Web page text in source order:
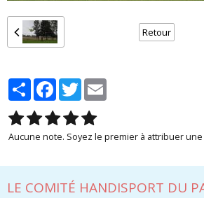
Retour
PartagerFacebook
Twitter
Aucune note. Soyez le premier à attribuer une
LE COMITÉ HANDISPORT DU